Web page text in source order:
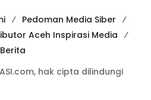
Pedoman Media Siber
Aceh Inspirasi Media
hak cipta dilindungi